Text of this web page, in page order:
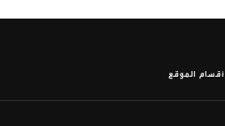
أقسام الموقع